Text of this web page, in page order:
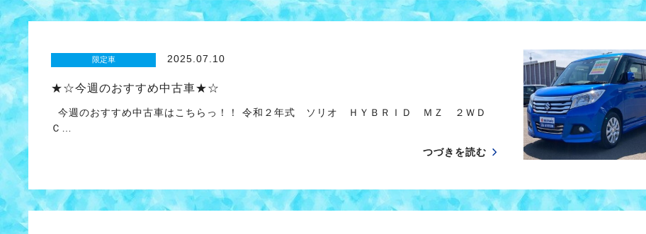
限定車 2025.07.10
★☆今週のおすすめ中古車★☆
今週のおすすめ中古車はこちらっ！！ 令和２年式 ソリオ ＨＹＢＲＩＤ ＭＺ ２ＷＤ
Ｃ…
つづきを読む